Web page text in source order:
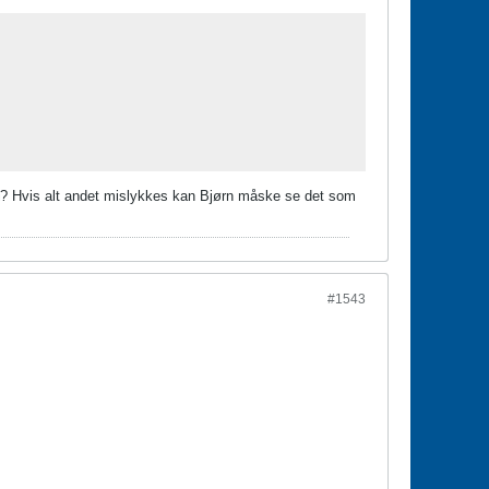
Hvis alt andet mislykkes kan Bjørn måske se det som
#1543